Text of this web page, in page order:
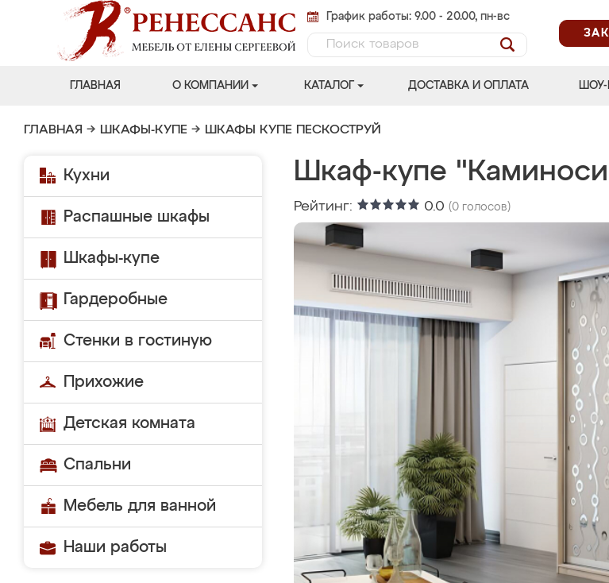
График работы: 9.00 - 20.00, пн-вс
ГЛАВНАЯ О КОМПАНИИ КАТАЛОГ ДОСТАВКА И ОПЛАТА ШОУ-
ГЛАВНАЯ → ШКАФЫ-КУПЕ → ШКАФЫ КУПЕ ПЕСКОСТРУЙ
Кухни
Распашные шкафы
Шкафы-купе
Гардеробные
Стенки в гостиную
Прихожие
Детская комната
Спальни
Мебель для ванной
Наши работы
Шкаф-купе
Рейтинг: 0.0 (0 голосов)